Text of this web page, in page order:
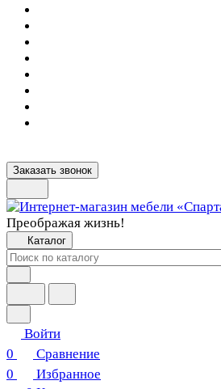
Заказать звонок
Преображая жизнь!
Каталог
Войти
0
Сравнение
0
Избранное